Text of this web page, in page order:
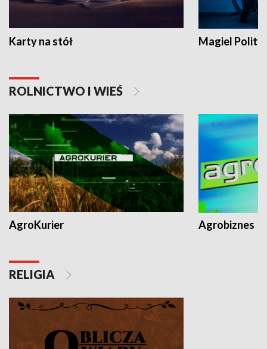
Karty na stół Magiel
ROLNICTWO I WIEŚ
AgroKurier Agrobiznes
RELIGIA